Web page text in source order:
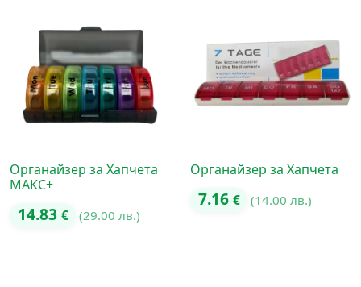
Органайзер за Хапчета
МАКС+
14.83 € (29.00 лв.)
Органайзер за Хапчета
7.16 € (14.00 лв.)